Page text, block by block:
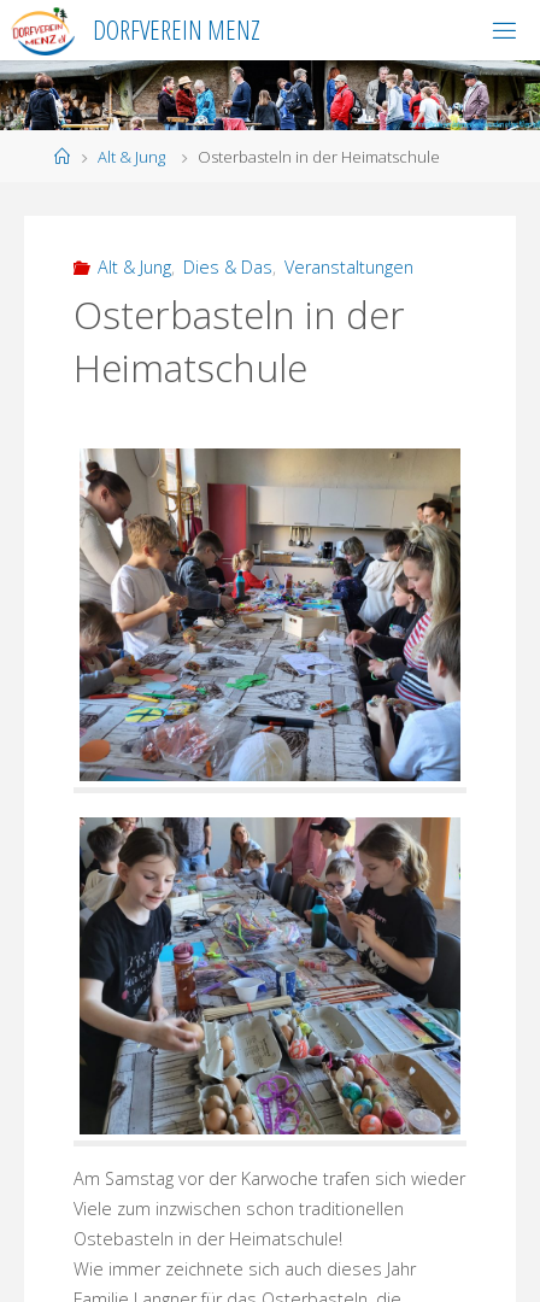
Skip
to
content
DORFVEREIN MENZ
HomeAlt & Jung Osterbasteln in der Heimatschule
Alt & Jung, Dies & Das, Veranstaltungen
Osterbasteln in der
Heimatschule
Am Samstag vor der Karwoche trafen sich wieder
Viele zum inzwischen schon traditionellen
Ostebasteln in der Heimatschule!
Wie immer zeichnete sich auch dieses Jahr